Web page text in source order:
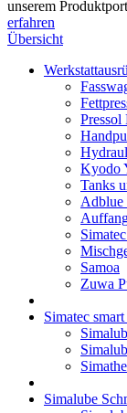
unserem
erfahren
Übersicht
Pressol
Kyodo
Tanks
Adblue
Samoa
Zuwa
Simatec
Simalube